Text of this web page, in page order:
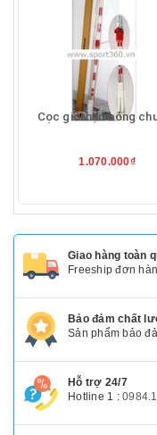
Cọc giới hạn bóng
1.070.000₫
Giao hàng toàn
Freeship đơn
Bảo đảm chất
Sản phẩm bảo
Hỗ trợ 24/7
Hotline 1 :